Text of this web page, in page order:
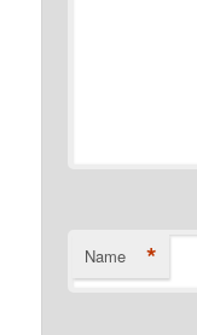
Name *